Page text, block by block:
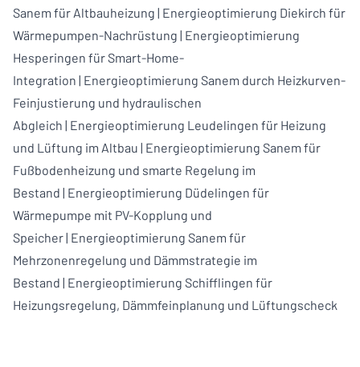
Sanem für Altbauheizung | Energieoptimierung Diekirch für
Wärmepumpen-Nachrüstung | Energieoptimierung
Hesperingen für Smart-Home-
Integration | Energieoptimierung Sanem durch Heizkurven-
Feinjustierung und hydraulischen
Abgleich | Energieoptimierung Leudelingen für Heizung
und Lüftung im Altbau | Energieoptimierung Sanem für
Fußbodenheizung und smarte Regelung im
Bestand | Energieoptimierung Düdelingen für
Wärmepumpe mit PV-Kopplung und
Speicher| Energieoptimierung Sanem für
Mehrzonenregelung und Dämmstrategie im
Bestand | Energieoptimierung Schifflingen für
Heizungsregelung, Dämmfeinplanung und Lüftungscheck